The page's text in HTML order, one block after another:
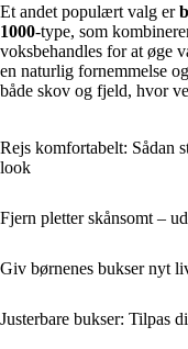
Et andet populært valg er
1000-type, som
voksbehandles for at øge
en naturlig fornemmelse
både skov og fjeld, hvor
Rejs komfortabelt: Sådan
look
Fjern pletter skånsomt –
Giv børnenes bukser nyt
Justerbare bukser: Tilpas